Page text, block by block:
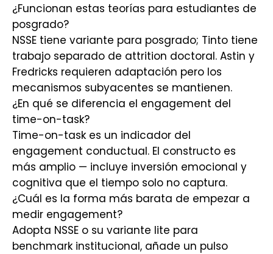
¿Funcionan estas teorías para estudiantes de
posgrado?
NSSE tiene variante para posgrado; Tinto tiene
trabajo separado de attrition doctoral. Astin y
Fredricks requieren adaptación pero los
mecanismos subyacentes se mantienen.
¿En qué se diferencia el engagement del
time-on-task?
Time-on-task es un indicador del
engagement conductual. El constructo es
más amplio — incluye inversión emocional y
cognitiva que el tiempo solo no captura.
¿Cuál es la forma más barata de empezar a
medir engagement?
Adopta NSSE o su variante lite para
benchmark institucional, añade un pulso